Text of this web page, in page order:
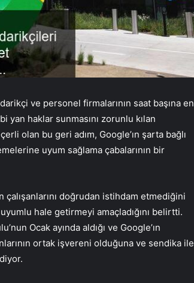
ve personel firmalarının saat başına en
yan haklar sunmasını zorunlu kılan
olan bu geri adım, Google’ın şarta bağlı
uyum sağlama çabalarının bir
doğrudan istihdam etmediğini
hale getirmeyi amaçladığını belirtti.
Ocak ayında aldığı ve Google’ın
ortak işvereni olduğuna ve sendika ile